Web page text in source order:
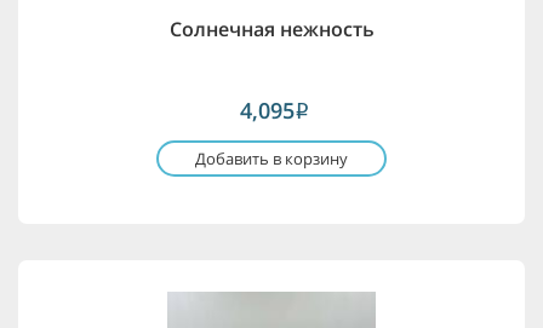
Солнечная нежность
4,095i
Добавить в корзину